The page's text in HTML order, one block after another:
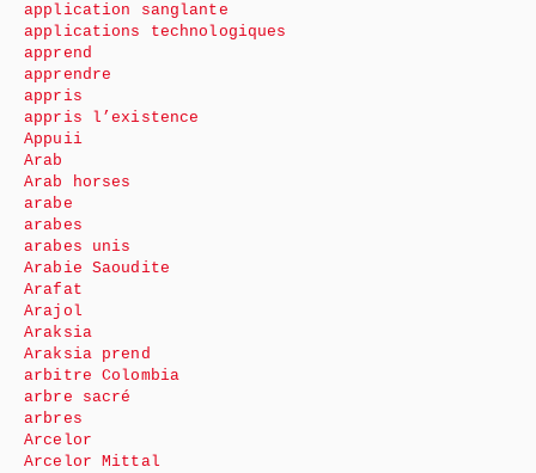
application sanglante
applications technologiques
apprend
apprendre
appris
appris l’existence
Appuii
Arab
Arab horses
arabe
arabes
arabes unis
Arabie Saoudite
Arafat
Arajol
Araksia
Araksia prend
arbitre Colombia
arbre sacré
arbres
Arcelor
Arcelor Mittal